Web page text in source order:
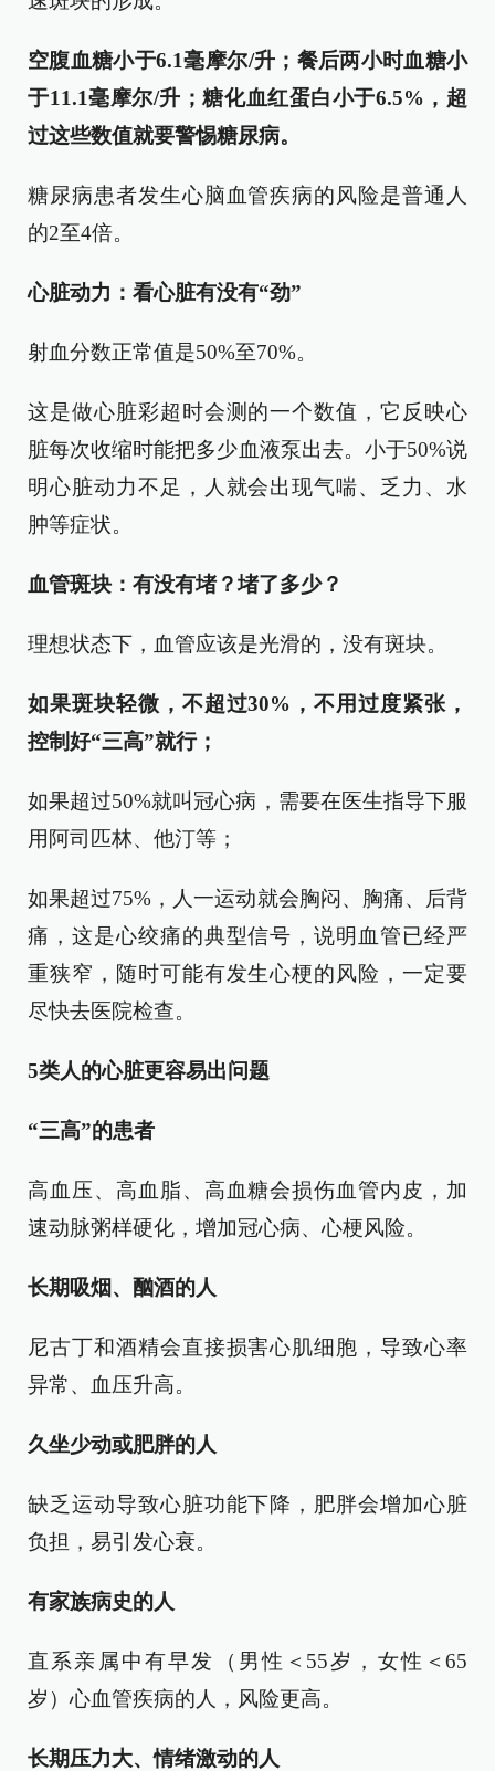
空腹血糖小于6.1毫摩尔/升；餐后两小时血糖小
于11.1毫摩尔/升；糖化血红蛋白小于6.5%，超
过这些数值就要警惕糖尿病。
糖尿病患者发生心脑血管疾病的风险是普通人
的2至4倍。
心脏动力：看心脏有没有“劲”
射血分数正常值是50%至70%。
这是做心脏彩超时会测的一个数值，它反映心
脏每次收缩时能把多少血液泵出去。小于50%说
明心脏动力不足，人就会出现气喘、乏力、水
肿等症状。
血管斑块：有没有堵？堵了多少？
理想状态下，血管应该是光滑的，没有斑块。
如果斑块轻微，不超过30%，不用过度紧张，
控制好“三高”就行；
如果超过50%就叫冠心病，需要在医生指导下服
用阿司匹林、他汀等；
如果超过75%，人一运动就会胸闷、胸痛、后背
痛，这是心绞痛的典型信号，说明血管已经严
重狭窄，随时可能有发生心梗的风险，一定要
尽快去医院检查。
5类人的心脏更容易出问题
“三高”的患者
高血压、高血脂、高血糖会损伤血管内皮，加
速动脉粥样硬化，增加冠心病、心梗风险。
长期吸烟、酗酒的人
尼古丁和酒精会直接损害心肌细胞，导致心率
异常、血压升高。
久坐少动或肥胖的人
缺乏运动导致心脏功能下降，肥胖会增加心脏
负担，易引发心衰。
有家族病史的人
直系亲属中有早发（男性＜55岁，女性＜65
岁）心血管疾病的人，风险更高。
长期压力大、情绪激动的人